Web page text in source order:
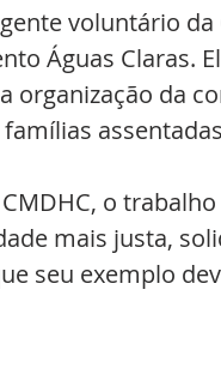
voluntário
Águas Claras.
organização da
o
mais justa,
seu exemplo